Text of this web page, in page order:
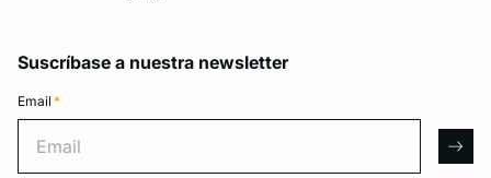
Suscríbase a nuestra newsletter
Email *